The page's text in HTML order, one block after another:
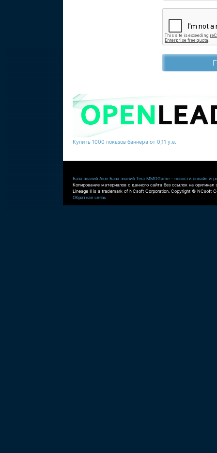
Купить 1000 показов баннера от 0,11 у.е.
База знаний Aion База знаний Tera MMOGame - новости онлайн
Копирование материалов с данного сайта без ссылок на оригинал
Lineage II is a trademark of NCsoft Corporation. Copyright © NCsoft
Обратная связь